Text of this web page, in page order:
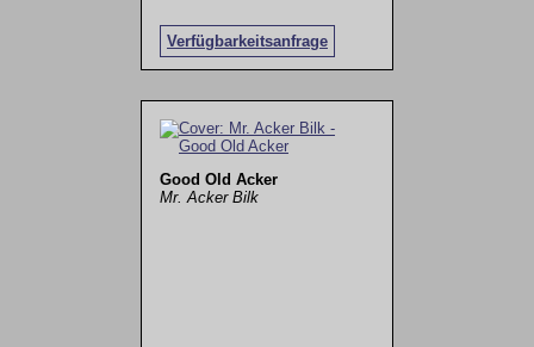
Verfügbarkeitsanfrage
Good Old Acker
Mr. Acker Bilk